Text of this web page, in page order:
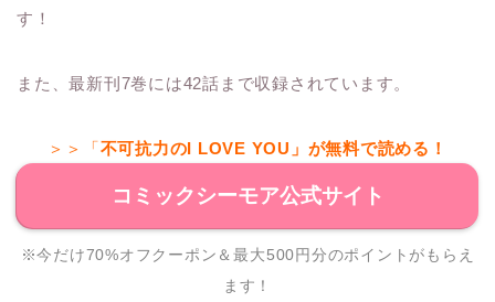
す！
また、最新刊7巻には42話まで収録されています。
＞＞「不可抗力のI LOVE YOU」が無料で読める！
コミックシーモア公式サイト
※今だけ70%オフクーポン＆最大500円分のポイントがもらえ
ます！